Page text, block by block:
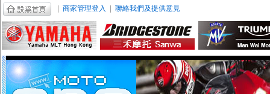
商家管理登入 聯絡我們及提供意見